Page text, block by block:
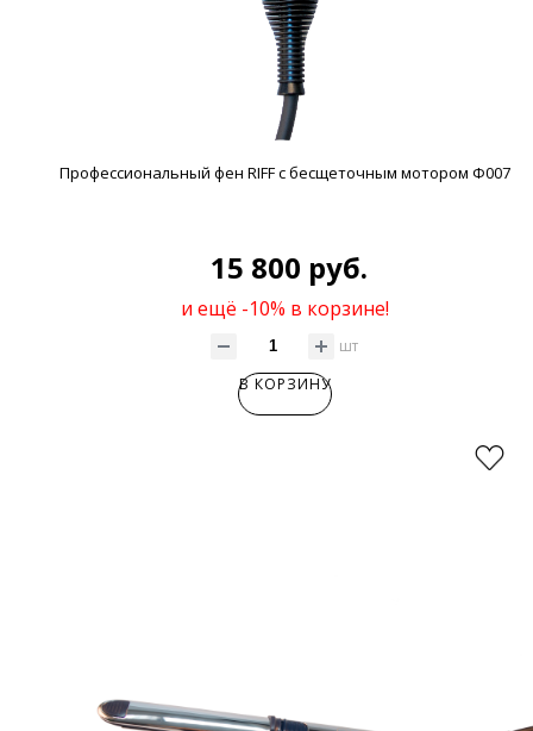
Профессиональный фен RIFF с бесщеточным мотором Ф007
15 800 руб.
и ещё -10% в корзине!
шт
В КОРЗИНУ